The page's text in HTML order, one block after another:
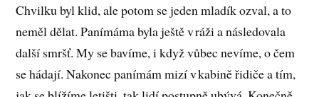
Chvilku byl klid, ale potom se jeden mladík ozval, a to
neměl dělat. Panímáma byla ještě v ráži a následovala
další smršť. My se bavíme, i když vůbec nevíme, o čem
se hádají. Nakonec panímám mizí v kabině řidiče a tím,